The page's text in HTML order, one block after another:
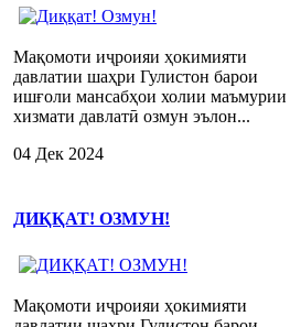
Мақомоти иҷроияи ҳокимияти
давлатии шаҳри Гулистон барои
ишғоли мансабҳои холии маъмурии
хизмати давлатӣ озмун эълон...
04 Дек 2024
ДИҚҚАТ! ОЗМУН!
Мақомоти иҷроияи ҳокимияти